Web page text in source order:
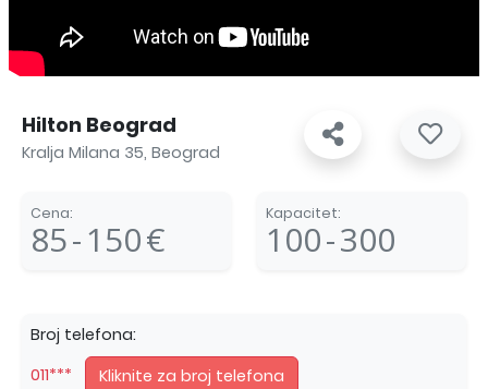
Hilton Beograd
Kralja Milana 35, Beograd
Cena:
85-150€
Kapacitet:
100-300
Broj telefona:
011***
Kliknite za broj telefona